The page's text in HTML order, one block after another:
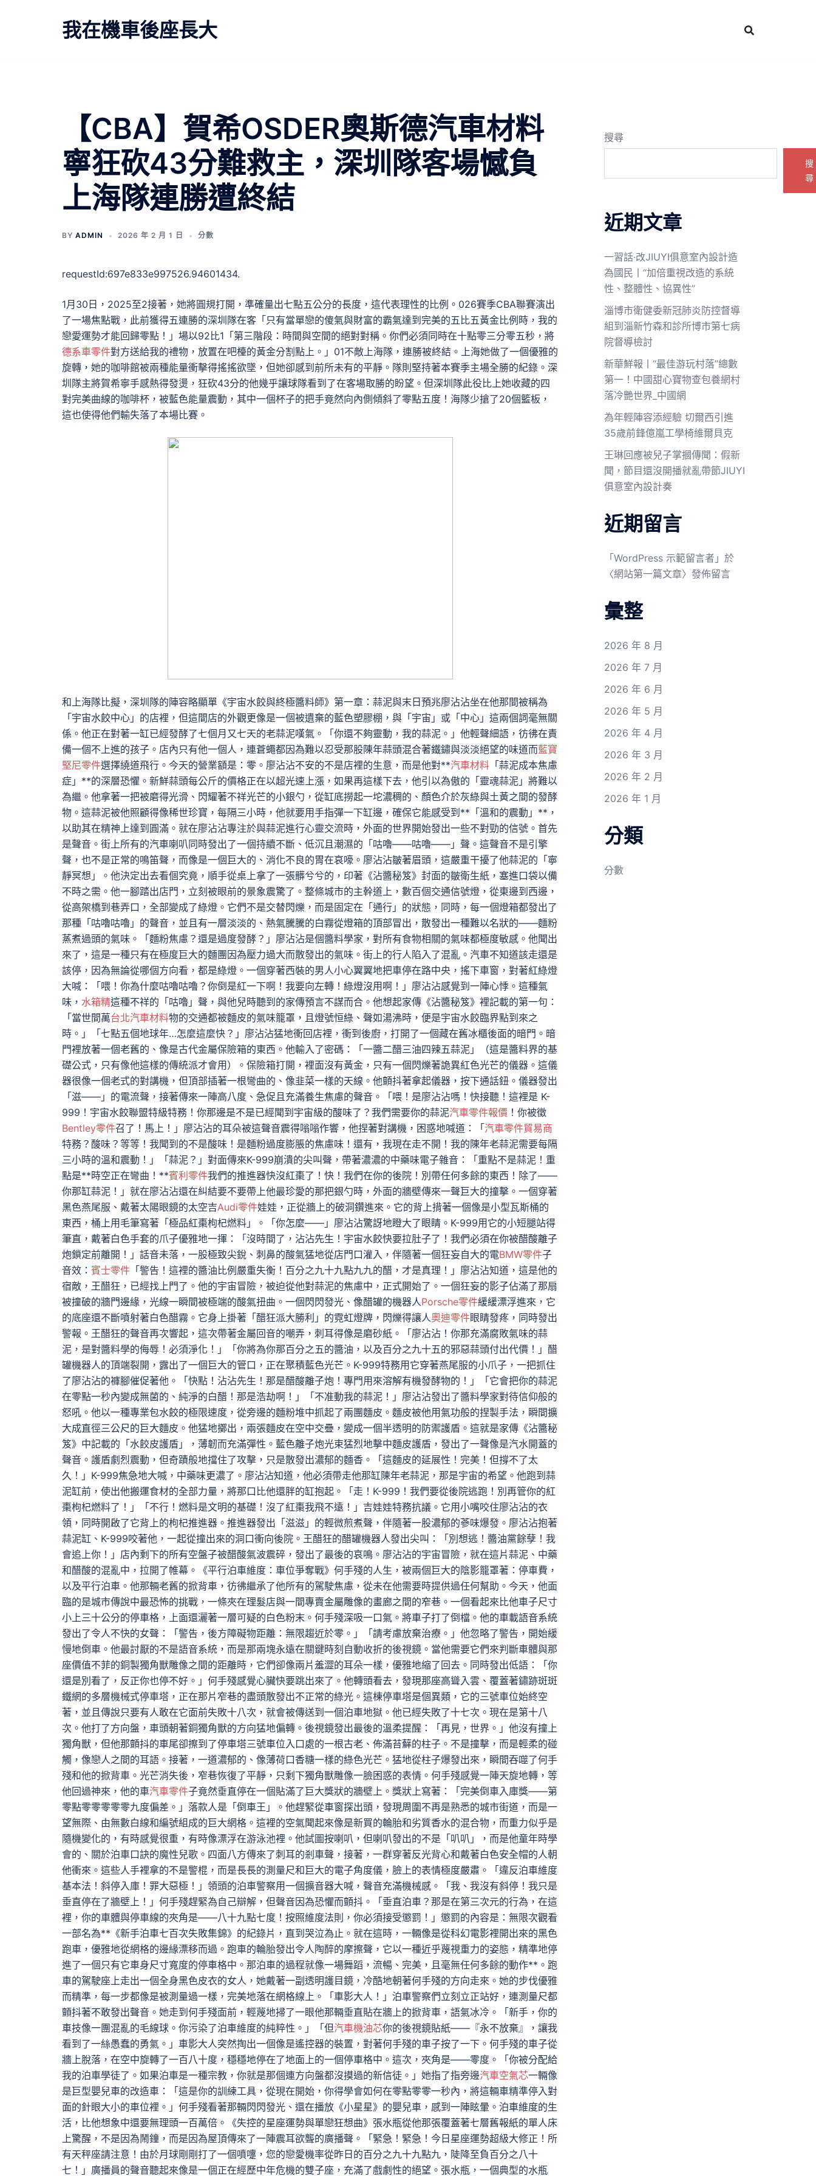
我在機車後座長大
【CBA】賀希OSDER奧斯德汽車材料
寧狂砍43分難救主，深圳隊客場憾負
上海隊連勝遭終結
BY ADMIN 2026 年 2 月 1 日 分數
requestId:697e833e997526.94601434.
1月30日，2025至2接著，她將圓規打開，準確量出七點五公分的長度，這代表理性的比例。026賽季CBA聯賽演出
了一場焦點戰，此前獲得五連勝的深圳隊在客「只有當單戀的傻氣與財富的霸氣達到完美的五比五黃金比例時，我的
戀愛運勢才能回歸零點！」場以92比1「第三階段：時間與空間的絕對對稱。你們必須同時在十點零三分零五秒，將
德系車零件對方送給我的禮物，放置在吧檯的黃金分割點上。」01不敵上海隊，連勝被終結。上海她做了一個優雅的
旋轉，她的咖啡館被兩種能量衝擊得搖搖欲墜，但她卻感到前所未有的平靜。隊則堅持著本賽季主場全勝的紀錄。深
圳隊主將賀希寧手感熱得發燙，狂砍43分的他幾乎讓球隊看到了在客場取勝的盼望。但深圳隊此役比上她收藏的四
對完美曲線的咖啡杯，被藍色能量震動，其中一個杯子的把手竟然向內側傾斜了零點五度！海隊少搶了20個籃板，
這也使得他們輸失落了本場比賽。
和上海隊比擬，深圳隊的陣容略顯單《宇宙水餃與終極醬料師》第一章：蒜泥與末日預兆廖沾沾坐在他那間被稱為
「宇宙水餃中心」的店裡，但這間店的外觀更像是一個被遺棄的藍色塑膠棚，與「宇宙」或「中心」這兩個詞毫無關
係。他正在對著一缸已經發酵了七個月又七天的老蒜泥嘆氣。「你還不夠靈動，我的蒜泥。」他輕聲細語，彷彿在責
備一個不上進的孩子。店內只有他一個人，連蒼蠅都因為難以忍受那股陳年蒜頭混合著鐵鏽與淡淡絕望的味道而藍寶
堅尼零件選擇繞道飛行。今天的營業額是：零。廖沾沾不安的不是店裡的生意，而是他對**汽車材料 「蒜泥成本焦慮
症」**的深層恐懼。新鮮蒜頭每公斤的價格正在以超光速上漲，如果再這樣下去，他引以為傲的「靈魂蒜泥」將難以
為繼。他拿著一把被磨得光滑、閃耀著不祥光芒的小銀勺，從缸底撈起一坨濃稠的、顏色介於灰綠與土黃之間的發酵
物。這蒜泥被他照顧得像稀世珍寶，每隔三小時，他就要用手指彈一下缸邊，確保它能感受到**「溫和的震動」**，
以助其在精神上達到圓滿。就在廖沾沾專注於與蒜泥進行心靈交流時，外面的世界開始發出一些不對勁的信號。首先
是聲音。街上所有的汽車喇叭同時發出了一個持續不斷、低沉且潮濕的「咕嚕——咕嚕——」聲。這聲音不是引擎
聲，也不是正常的鳴笛聲，而像是一個巨大的、消化不良的胃在哀嚎。廖沾沾皺著眉頭，這嚴重干擾了他蒜泥的「寧
靜冥想」。他決定出去看個究竟，順手從桌上拿了一張髒兮兮的，印著《沾醬秘笈》封面的皺衛生紙，塞進口袋以備
不時之需。他一腳踏出店門，立刻被眼前的景象震驚了。整條城市的主幹道上，數百個交通信號燈，從東邊到西邊，
從高架橋到巷弄口，全部變成了綠燈。它們不是交替閃爍，而是固定在「通行」的狀態，同時，每一個燈箱都發出了
那種「咕嚕咕嚕」的聲音，並且有一層淡淡的、熱氣騰騰的白霧從燈箱的頂部冒出，散發出一種難以名狀的——麵粉
蒸煮過頭的氣味。「麵粉焦慮？還是過度發酵？」廖沾沾是個醬料學家，對所有食物相關的氣味都極度敏感。他聞出
來了，這是一種只有在極度巨大的麵團因為壓力過大而散發出的氣味。街上的行人陷入了混亂。汽車不知道該走還是
該停，因為無論從哪個方向看，都是綠燈。一個穿著西裝的男人小心翼翼地把車停在路中央，搖下車窗，對著紅綠燈
大喊：「喂！你為什麼咕嚕咕嚕？你倒是紅一下啊！我要向左轉！綠燈沒用啊！」廖沾沾感覺到一陣心悸。這種氣
味， 水箱精這種不祥的「咕嚕」聲，與他兒時聽到的家傳預言不謀而合。他想起家傳《沾醬秘笈》裡記載的第一句：
「當世間萬台北汽車材料物的交通都被麵皮的氣味籠罩，且燈號恒綠、聲如湯沸時，便是宇宙水餃臨界點到來之
時。」「七點五個地球年…怎麼這麼快？」廖沾沾猛地衝回店裡，衝到後廚，打開了一個藏在舊冰櫃後面的暗門。暗
門裡放著一個老舊的、像是古代金屬保險箱的東西。他輸入了密碼：「一醬二醋三油四辣五蒜泥」（這是醬料界的基
礎公式，只有像他這樣的傳統派才會用）。保險箱打開，裡面沒有黃金，只有一個閃爍著詭異紅色光芒的儀器。這儀
器很像一個老式的對講機，但頂部插著一根彎曲的、像韭菜一樣的天線。他顫抖著拿起儀器，按下通話鈕。儀器發出
「滋——」的電流聲，接著傳來一陣高八度、急促且充滿養生焦慮的聲音。「喂！是廖沾沾嗎！快接聽！這裡是 K-
999！宇宙水餃聯盟特級特務！你那邊是不是已經聞到宇宙級的酸味了？我們需要你的蒜泥汽車零件報價 ！你被徵
Bentley零件召了！馬上！」廖沾沾的耳朵被這聲音震得嗡嗡作響，他捏著對講機，困惑地喊道：「汽車零件貿易商
特務？酸味？等等！我聞到的不是酸味！是麵粉過度膨脹的焦慮味！還有，我現在走不開！我的陳年老蒜泥需要每隔
三小時的溫和震動！」「蒜泥？」對面傳來K-999崩潰的尖叫聲，帶著濃濃的中藥味電子雜音：「重點不是蒜泥！重
點是**時空正在彎曲！**賓利零件我們的推進器快沒紅棗了！快！我們在你的後院！別帶任何多餘的東西！除了——
你那缸蒜泥！」就在廖沾沾還在糾結要不要帶上他最珍愛的那把銀勺時，外面的牆壁傳來一聲巨大的撞擊。一個穿著
黑色燕尾服、戴著太陽眼鏡的太空吉Audi零件娃娃，正從牆上的破洞鑽進來。它的背上揹著一個像是小型瓦斯桶的
東西，桶上用毛筆寫著「極品紅棗枸杞燃料」。「你怎麼——」廖沾沾驚訝地瞪大了眼睛。K-999用它的小短腿站得
筆直，戴著白色手套的爪子優雅地一揮：「沒時間了，沾沾先生！宇宙水餃快要拉肚子了！我們必須在你被醋酸離子
炮鎖定前離開！」話音未落，一股極致尖銳、刺鼻的酸氣猛地從店門口灌入，伴隨著一個狂妄自大的電BMW零件子
音效： 賓士零件 「警告！這裡的醬油比例嚴重失衡！百分之九十九點九九的醋，才是真理！」廖沾沾知道，這是他的
宿敵，王醋狂，已經找上門了。他的宇宙冒險，被迫從他對蒜泥的焦慮中，正式開始了。一個狂妄的影子佔滿了那扇
被撞破的牆門邊緣，光線一瞬間被極端的酸氣扭曲。一個閃閃發光、像醋罐的機器人Porsche零件緩緩漂浮進來，它
的底座還不斷噴射著白色醋霧。它身上掛著「醋狂派大勝利」的霓虹燈牌，閃爍得讓人奧迪零件眼睛發疼，同時發出
警報。王醋狂的聲音再次響起，這次帶著金屬回音的嘲弄，刺耳得像是磨砂紙。「廖沾沾！你那充滿腐敗氣味的蒜
泥，是對醬料學的侮辱！必須淨化！」「你將為你那百分之五的醬油，以及百分之九十五的邪惡蒜頭付出代價！」醋
罐機器人的頂端裂開，露出了一個巨大的管口，正在聚積藍色光芒。K-999特務用它穿著燕尾服的小爪子，一把抓住
了廖沾沾的褲腳催促著他。「快點！沾沾先生！那是醋酸離子炮！專門用來溶解有機發酵物的！」「它會把你的蒜泥
在零點一秒內變成無菌的、純淨的白醋！那是浩劫啊！」「不准動我的蒜泥！」廖沾沾發出了醬料學家對待信仰般的
怒吼。他以一種專業包水餃的極限速度，從旁邊的麵粉堆中抓起了兩團麵皮。麵皮被他用氣功般的捏製手法，瞬間擴
大成直徑三公尺的巨大麵皮。他猛地擲出，兩張麵皮在空中交疊，變成一個半透明的防禦護盾。這就是家傳《沾醬秘
笈》中記載的「水餃皮護盾」，薄韌而充滿彈性。藍色離子炮光束猛烈地擊中麵皮護盾，發出了一聲像是汽水開蓋的
聲音。護盾劇烈震動，但奇蹟般地擋住了攻擊，只是散發出濃郁的麵香。「這麵皮的延展性！完美！但撐不了太
久！」K-999焦急地大喊，中藥味更濃了。廖沾沾知道，他必須帶走他那缸陳年老蒜泥，那是宇宙的希望。他跑到蒜
泥缸前，使出他搬運食材的全部力量，將那口比他還胖的缸抱起。「走！K-999！我們要從後院逃跑！別再管你的紅
棗枸杞燃料了！」「不行！燃料是文明的基礎！沒了紅棗我飛不遠！」吉娃娃特務抗議。它用小嘴咬住廖沾沾的衣
領，同時開啟了它背上的枸杞推進器。推進器發出「滋滋」的輕微煎煮聲，伴隨著一股濃郁的蔘味爆發。廖沾沾抱著
蒜泥缸、K-999咬著他，一起從撞出來的洞口衝向後院。王醋狂的醋罐機器人發出尖叫：「別想逃！醬油黨餘孽！我
會追上你！」店內剩下的所有空盤子被醋酸氣波震碎，發出了最後的哀鳴。廖沾沾的宇宙冒險，就在這片蒜泥、中藥
和醋酸的混亂中，拉開了帷幕。《平行泊車維度：車位爭奪戰》何手殘的人生，被兩個巨大的陰影籠罩著：停車費，
以及平行泊車。他那輛老舊的掀背車，彷彿繼承了他所有的駕駛焦慮，從未在他需要時提供過任何幫助。今天，他面
臨的是城市傳說中最恐怖的挑戰，一條夾在理髮店與一間專賣金屬雕像的畫廊之間的窄巷。一個看起來比他車子尺寸
小上三十公分的停車格，上面還灑著一層可疑的白色粉末。何手殘深吸一口氣。將車子打了倒檔。他的車載語音系統
發出了令人不快的女聲：「警告，後方障礙物距離：無限趨近於零。」「請考慮放棄治療。」他忽略了警告，開始緩
慢地倒車。他最討厭的不是語音系統，而是那兩塊永遠在關鍵時刻自動收折的後視鏡。當他需要它們來判斷車體與那
座價值不菲的銅製獨角獸雕像之間的距離時，它們卻像兩片羞澀的耳朵一樣，優雅地縮了回去。同時發出低語：「你
還是別看了，反正你也停不好。」何手殘感覺心臟快要跳出來了。他轉頭看去，發現那座高聳入雲、覆蓋著鏽跡斑斑
鐵網的多層機械式停車塔，正在那片窄巷的盡頭散發出不正常的綠光。這棟停車塔是個異類，它的三號車位始終空
著，並且傳說只要有人敢在它面前失敗十八次，就會被傳送到一個泊車地獄。他已經失敗了十七次。現在是第十八
次。他打了方向盤，車頭朝著銅獨角獸的方向猛地偏轉。後視鏡發出最後的溫柔提醒：「再見，世界。」他沒有撞上
獨角獸，但他那顫抖的車尾卻擦到了停車塔三號車位入口處的一根古老、佈滿苔蘚的柱子。不是撞擊，而是輕柔的碰
觸，像戀人之間的耳語。接著，一道濃郁的、像薄荷口香糖一樣的綠色光芒。猛地從柱子爆發出來，瞬間吞噬了何手
殘和他的掀背車。光芒消失後，窄巷恢復了平靜，只剩下獨角獸雕像一臉困惑的表情。何手殘感覺一陣天旋地轉，等
他回過神來，他的車汽車零件子竟然垂直停在一個貼滿了巨大獎狀的牆壁上。獎狀上寫著：「完美倒車入庫獎——第
零點零零零零零九度偏差。」落款人是「倒車王」。他趕緊從車窗探出頭，發現周圍不再是熟悉的城市街道，而是一
望無際、由無數白線和編號組成的巨大網格。這裡的空氣聞起來像是新買的輪胎和劣質香水的混合物，而重力似乎是
隨機變化的，有時感覺很重，有時像漂浮在游泳池裡。他試圖按喇叭，但喇叭發出的不是「叭叭」，而是他童年時學
會的、關於泊車口訣的魔性兒歌。四面八方傳來了刺耳的剎車聲，接著，一群穿著反光背心和戴著白色安全帽的人朝
他衝來。這些人手裡拿的不是警棍，而是長長的測量尺和巨大的電子角度儀，臉上的表情極度嚴肅。「違反泊車維度
基本法！斜停入庫！罪大惡極！」領頭的泊車警察用一個擴音器大喊，聲音充滿機械感。「我、我沒有斜停！我只是
垂直停在了牆壁上！」何手殘趕緊為自己辯解，但聲音因為恐懼而顫抖。「垂直泊車？那是在第三次元的行為，在這
裡，你的車體與停車線的夾角是——八十九點七度！按照維度法則，你必須接受懲罰！」懲罰的內容是：無限次觀看
一部名為**《新手泊車七百次失敗集錦》的紀錄片，直到哭泣為止。就在這時，一輛像是從科幻電影裡開出來的黑色
跑車，優雅地從網格的邊緣漂移而過。跑車的輪胎發出令人陶醉的摩擦聲，它以一種近乎蔑視重力的姿態，精準地停
進了一個只有它車身尺寸寬度的停車格中。那泊車的過程就像一場舞蹈，流暢、完美，且毫無任何多餘的動作**。跑
車的駕駛座上走出一個全身黑色皮衣的女人，她戴著一副透明護目鏡，冷酷地朝著何手殘的方向走來。她的步伐優雅
而精準，每一步都像是被測量過一樣，完美地落在網格線上。「車影大人！」泊車警察們立刻立正站好，連測量尺都
顫抖著不敢發出聲音。她走到何手殘面前，輕蔑地掃了一眼他那輛垂直貼在牆上的掀背車，語氣冰冷。「新手，你的
車技像一團混亂的毛線球。你污染了泊車維度的純粹性。」「但汽車機油芯你的後視鏡貼紙——『永不放棄』，讓我
看到了一絲愚蠢的勇氣。」車影大人突然掏出一個像是遙控器的裝置，對著何手殘的車子按了一下。何手殘的車子從
牆上脫落，在空中旋轉了一百八十度，穩穩地停在了地面上的一個停車格中。這次，夾角是——零度。「你被分配給
我的泊車學徒了。如果泊車是一種宗教，你就是那個連方向盤都沒摸過的新信徒。」她指了指旁邊汽車空氣芯一輛像
是巨型嬰兒車的改造車：「這是你的訓練工具，從現在開始，你得學會如何在零點零零一秒內，將這輛車精準停入對
面的針眼大小的車位裡。」何手殘看著那輛閃閃發光、還在播放《小星星》的嬰兒車，感到一陣眩暈。泊車維度的生
活，比他想象中還要無理頭一百萬倍。《失控的星座運勢與單戀狂想曲》張水瓶從他那張覆蓋著七層舊報紙的單人床
上驚醒，不是因為鬧鐘，而是因為屋頂傳來了一陣震耳欲聾的廣播聲。「緊急！緊急！今日星座運勢超級大修正！所
有天秤座請注意！由於月球剛剛打了一個噴嚏，您的戀愛機率從昨日的百分之九十九點九，陡降至負百分之八十
七！」廣播員的聲音聽起來像是一個正在經歷中年危機的雙子座，充滿了戲劇性的絕望。張水瓶，一個典型的水瓶
搜尋
搜
尋
近期文章
一習話·改JIUYI俱意室內設計造
為國民丨“加倍重視改造的系統
性、整體性、協異性”
淄博市衛健委新冠肺炎防控督導
組到淄新竹森和診所博市第七病
院督導檢討
新華鮮報丨“最佳游玩村落”總數
第一！中國甜心寶物查包養網村
落冷艷世界_中國網
為年輕陣容添經驗 切爾西引進
35歲前鋒億嵐工學椅維爾貝克
王琳回應被兒子掌摑傳聞：假新
聞，節目還沒開播就亂帶節JIUYI
俱意室內設計奏
近期留言
「 WordPress 示範留言者 」於
〈網站第一篇文章〉發佈留言
彙整
2026 年 8 月
2026 年 7 月
2026 年 6 月
2026 年 5 月
2026 年 4 月
2026 年 3 月
2026 年 2 月
2026 年 1 月
分類
分數